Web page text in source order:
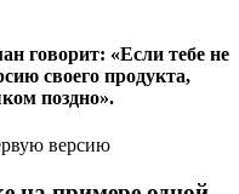
говорит: «Если тебе не
своего продукта,
поздно».
версию